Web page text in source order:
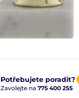
Potřebujete poradit?
Zavolejte na 775 400 255